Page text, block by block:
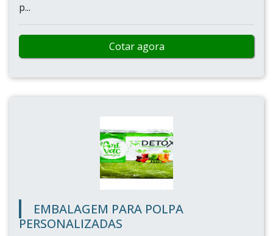
p...
Cotar agora
EMBALAGEM PARA POLPA
PERSONALIZADAS